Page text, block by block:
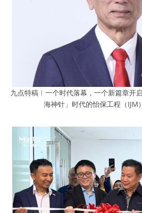
九点特稿︱一个时代落幕，一个新篇章开
海神针」时代的怡保工程（IJM